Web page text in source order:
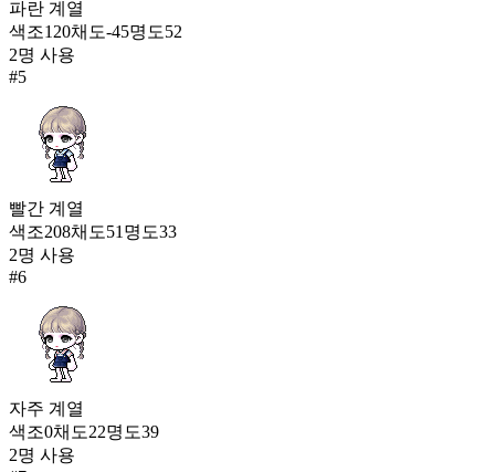
파란 계열
색조120채도-45명도52
2명 사용
#5
빨간 계열
색조208채도51 명도33
2명 사용
#6
자주 계열
색조0채도22명도39
2명 사용